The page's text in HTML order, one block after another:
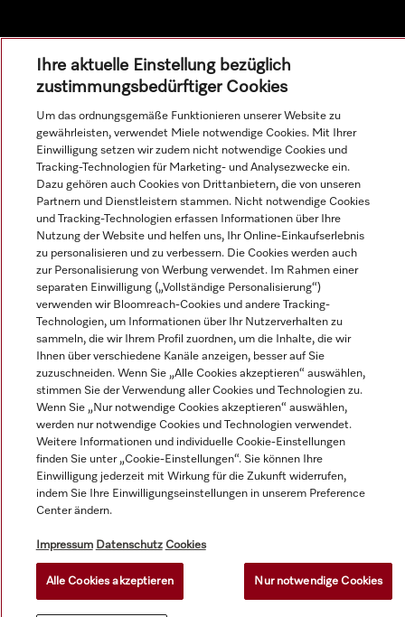
Alle Produktpreise zzgl. MwSt.; Lieferung stets ohne
Dekorationsmaterial.
© Miele & Cie. KG.
Ihre aktuelle Einstellung bezüglich
zustimmungsbedürftiger Cookies
Um das ordnungsgemäße Funktionieren unserer Website zu
gewährleisten, verwendet Miele notwendige Cookies. Mit Ihrer
Einwilligung setzen wir zudem nicht notwendige Cookies und
Tracking-Technologien für Marketing- und Analysezwecke ein.
Dazu gehören auch Cookies von Drittanbietern, die von unseren
Partnern und Dienstleistern stammen. Nicht notwendige Cookies
und Tracking-Technologien erfassen Informationen über Ihre
Nutzung der Website und helfen uns, Ihr Online-Einkaufserlebnis
zu personalisieren und zu verbessern. Die Cookies werden auch
zur Personalisierung von Werbung verwendet. Im Rahmen einer
separaten Einwilligung („Vollständige Personalisierung“)
verwenden wir Bloomreach-Cookies und andere Tracking-
Technologien, um Informationen über Ihr Nutzerverhalten zu
sammeln, die wir Ihrem Profil zuordnen, um die Inhalte, die wir
Ihnen über verschiedene Kanäle anzeigen, besser auf Sie
zuzuschneiden. Wenn Sie „Alle Cookies akzeptieren“ auswählen,
stimmen Sie der Verwendung aller Cookies und Technologien zu.
Wenn Sie „Nur notwendige Cookies akzeptieren“ auswählen,
werden nur notwendige Cookies und Technologien verwendet.
Weitere Informationen und individuelle Cookie-Einstellungen
finden Sie unter „Cookie-Einstellungen“. Sie können Ihre
Einwilligung jederzeit mit Wirkung für die Zukunft widerrufen,
indem Sie Ihre Einwilligungseinstellungen in unserem Preference
Center ändern.
Impressum Datenschutz Cookies
Alle Cookies akzeptieren Nur notwendige Cookies